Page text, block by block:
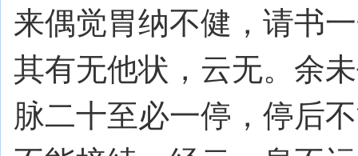
来偶觉胃纳不健，请书
其有无他状，云无。余
脉二十至必一停，停后